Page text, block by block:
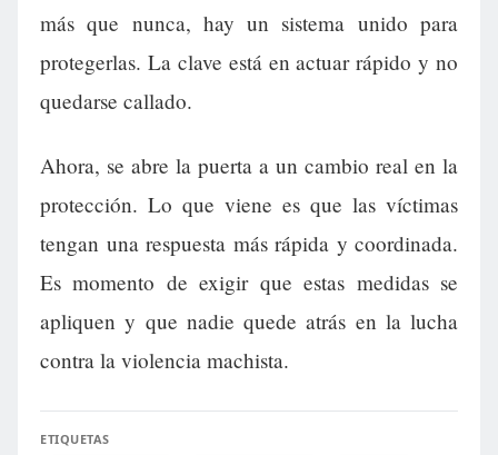
más que nunca, hay un sistema unido para
protegerlas. La clave está en actuar rápido y no
quedarse callado.
Ahora, se abre la puerta a un cambio real en la
protección. Lo que viene es que las víctimas
tengan una respuesta más rápida y coordinada.
Es momento de exigir que estas medidas se
apliquen y que nadie quede atrás en la lucha
contra la violencia machista.
ETIQUETAS